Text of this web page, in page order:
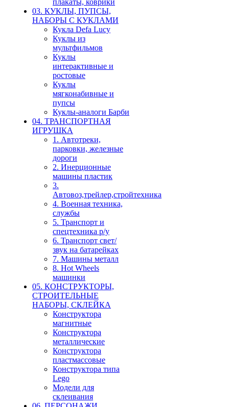
03. КУКЛЫ, ПУПСЫ,
НАБОРЫ С КУКЛАМИ
Кукла Defa Lucy
Куклы из
мультфильмов
Куклы
интерактивные и
ростовые
Куклы
мягконабивные и
пупсы
Куклы-аналоги Барби
04. ТРАНСПОРТНАЯ
ИГРУШКА
1. Автотреки,
парковки, железные
дороги
2. Инерционные
машины пластик
3.
Автовоз,трейлер,стройтехника
4. Военная техника,
службы
5. Транспорт и
спецтехника р/у
6. Транспорт свет/
звук на батарейках
7. Машины металл
8. Hot Wheels
машинки
05. КОНСТРУКТОРЫ,
СТРОИТЕЛЬНЫЕ
НАБОРЫ, СКЛЕЙКА
Конструктора
магнитные
Конструктора
металлические
Конструктора
пластмассовые
Конструктора типа
Lego
Модели для
склеивания